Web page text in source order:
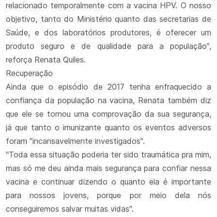
relacionado temporalmente com a vacina HPV. O nosso
objetivo, tanto do Ministério quanto das secretarias de
Saúde, e dos laboratórios produtores, é oferecer um
produto seguro e de qualidade para a população",
reforça Renata Quiles.
Recuperação
Ainda que o episódio de 2017 tenha enfraquecido a
confiança da população na vacina, Renata também diz
que ele se tornou uma comprovação da sua segurança,
já que tanto o imunizante quanto os eventos adversos
foram "incansavelmente investigados".
"Toda essa situação poderia ter sido traumática pra mim,
mas só me deu ainda mais segurança para confiar nessa
vacina e continuar dizendo o quanto ela é importante
para nossos jovens, porque por meio dela nós
conseguiremos salvar muitas vidas".